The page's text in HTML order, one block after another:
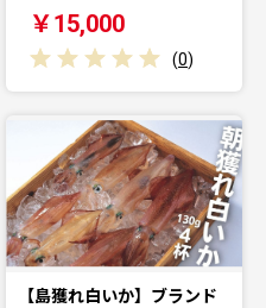
￥15,000
(0)
【島獲れ白いか】ブランド